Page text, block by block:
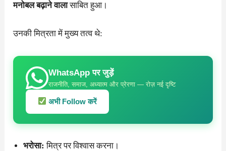
मनोबल बढ़ाने वालासाबित हुआ।
उनकी मित्रता में मुख्य तत्व थे:
WhatsApp पर जुड़ें
राजनीति, समाज, अध्यात्म और प्रेरणा — रोज़ नई दृष्टि
अभी Follow करें
भरोसा: मित्र पर विश्वास करना।